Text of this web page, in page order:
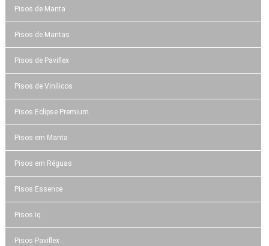
Pisos de Manta
Pisos de Mantas
Pisos de Paviflex
Pisos de Vinílicos
Pisos Eclipse Premium
Pisos em Manta
Pisos em Réguas
Pisos Essence
Pisos Iq
Pisos Paviflex